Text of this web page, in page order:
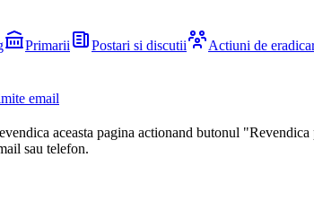
Primarii Postari si discutii Actiuni de
email
aceasta pagina actionand butonul
sau telefon.